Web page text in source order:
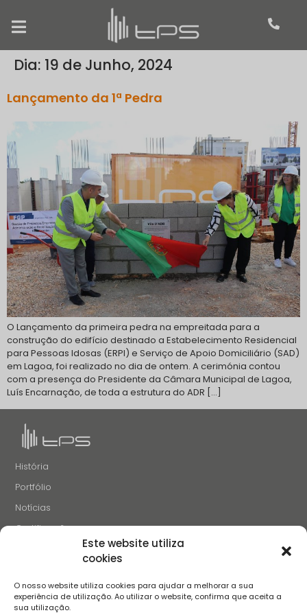
Este website utiliza
cookies
O nosso website utiliza cookies para ajudar a melhorar a sua
experiência de utilização. Ao utilizar o website, confirma que aceita a
sua utilização.
Dia: 19 de Junho, 2024
Lançamento da 1ª Pedra
O Lançamento da primeira pedra na empreitada para a
construção do edifício destinado a Estabelecimento Residencial
para Pessoas Idosas (ERPI) e Serviço de Apoio Domiciliário (SAD)
em Lagoa, foi realizado no dia de ontem. A cerimónia contou
com a presença do Presidente da Câmara Municipal de Lagoa,
Luís Encarnação, de toda a estrutura do ADR […]
História
Portfólio
Notícias
Certificações
SIGA-NOS